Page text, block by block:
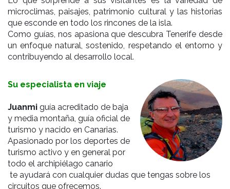
microclimas, paisajes, patrimonio cultural y las historias
que esconde en todo los rincones de la isla.
Como guías, nos apasiona que descubra Tenerife desde
un enfoque natural, sostenido, respetando el entorno y
contribuyendo al desarrollo local.
Su especialista en viaje
Juanmi guía acreditado de baja
y media montaña, guía oficial de
turismo y nacido en Canarias.
Apasionado por los deportes de
turismo activo y en general por
todo el archipiélago canario
te ayudará con cualquier dudas que tengas sobre los
circuitos que ofrecemos.